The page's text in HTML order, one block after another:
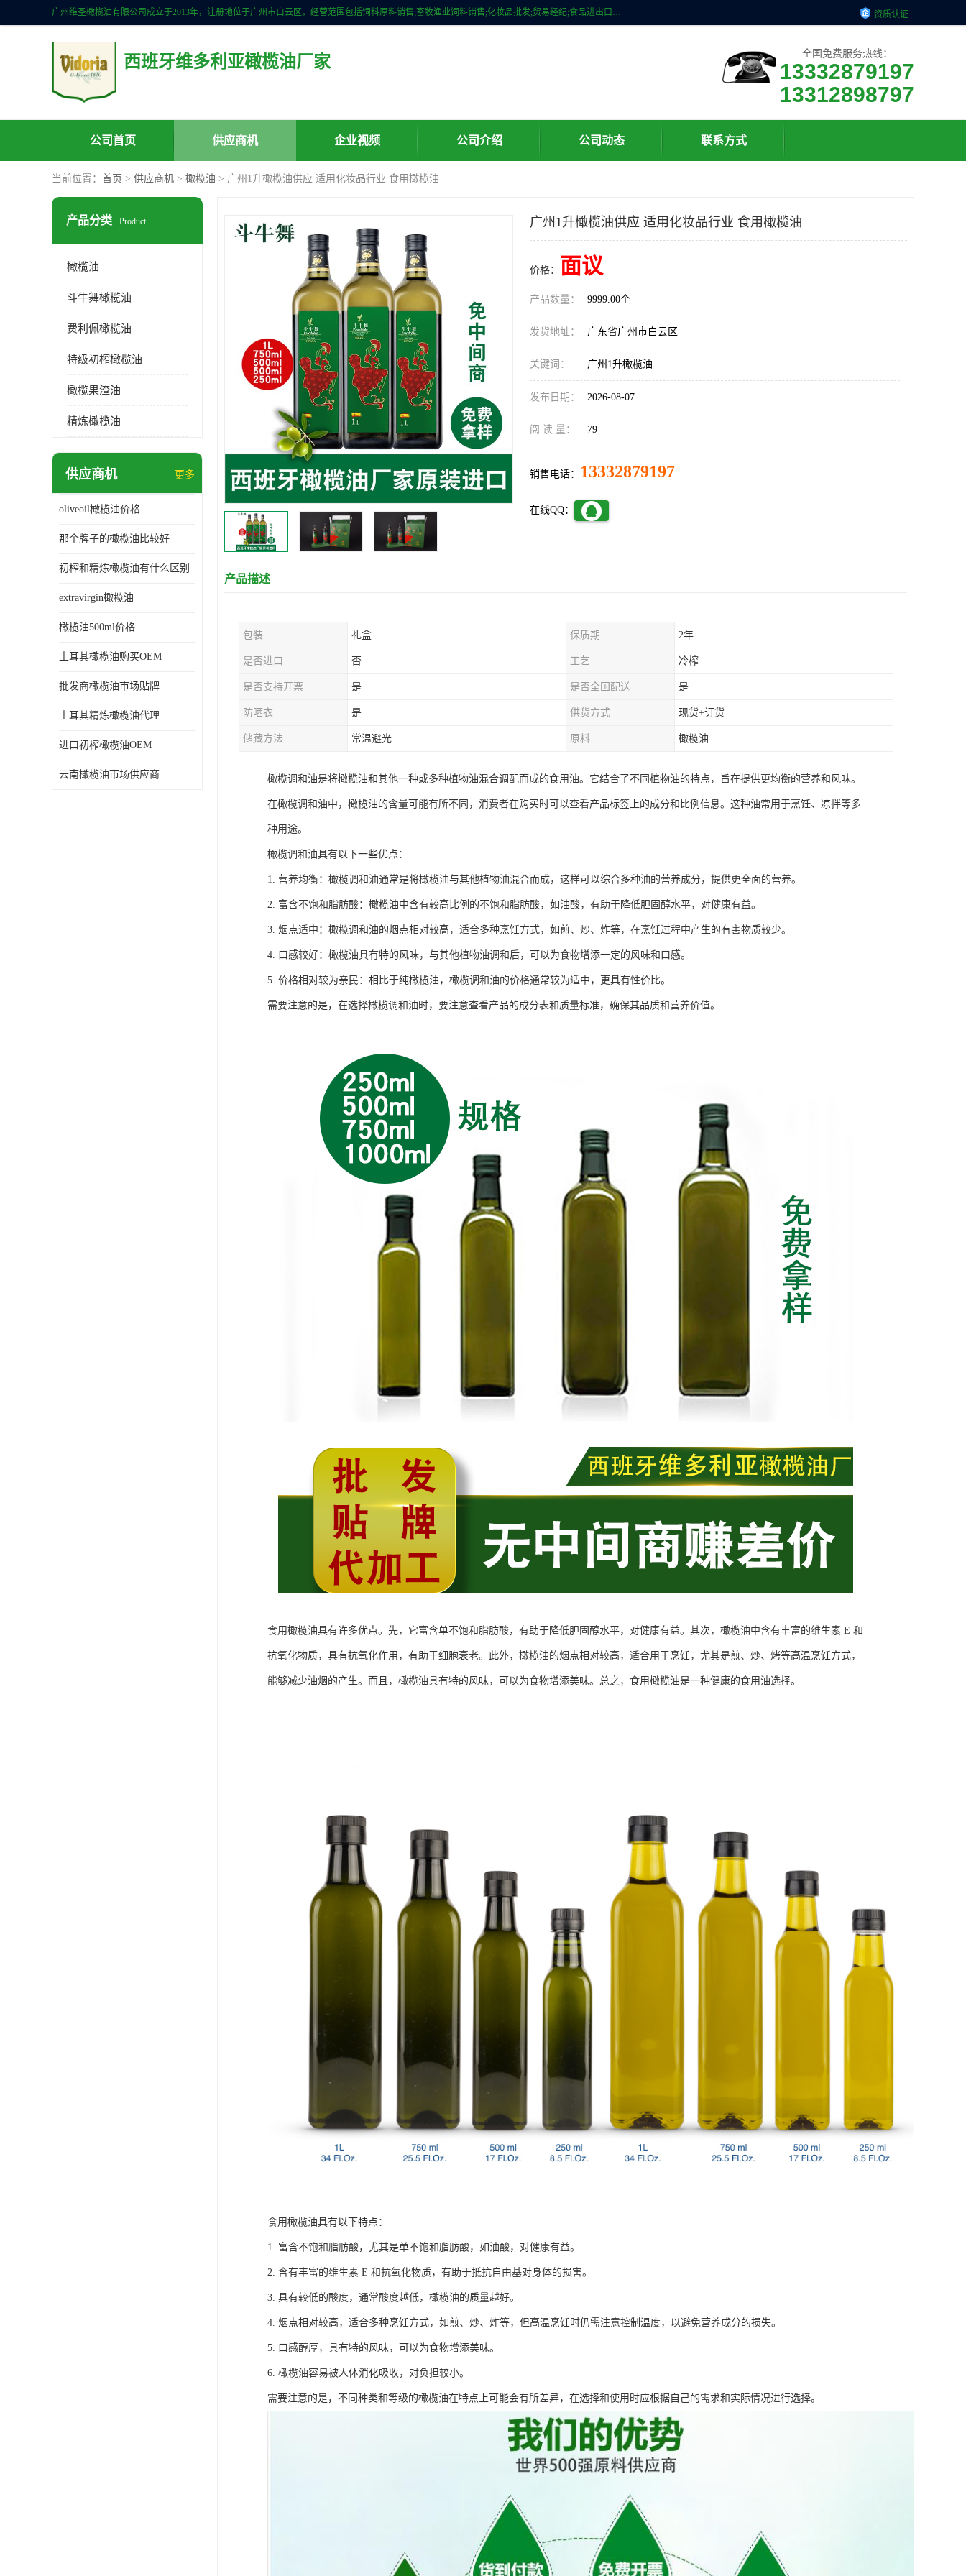
广州维圣橄榄油有限公司成立于2013年，注册地位于广州市白云区。经营范围包括饲料原料销售;畜牧渔业饲料销售;化妆品批发;贸易经纪;食品进出口等，主要产品有：橄榄果渣油，橄榄油，纯橄榄油等。 资质认证
西班牙维多利亚橄榄油厂家 全国免费服务热线：
13332879197
13312898797
公司首页 供应商机 企业视频 公司介绍 公司动态 联系方式
当前位置： 首页 > 供应商机 > 橄榄油 > 广州1升橄榄油供应 适用化妆品行业 食用橄榄油
产品分类 Product
橄榄油
斗牛舞橄榄油
费利佩橄榄油
特级初榨橄榄油
橄榄果渣油
精炼橄榄油
供应商机 更多
oliveoil橄榄油价格
那个牌子的橄榄油比较好
初榨和精炼橄榄油有什么区别
extravirgin橄榄油
橄榄油500ml价格
土耳其橄榄油购买OEM
批发商橄榄油市场贴牌
土耳其精炼橄榄油代理
进口初榨橄榄油OEM
云南橄榄油市场供应商
广州1升橄榄油供应 适用化妆品行业 食用橄榄油
价格： 面议
产品数量： 9999.00个
发货地址： 广东省广州市白云区
关键词： 广州1升橄榄油
发布日期： 2026-08-07
阅 读 量： 79
销售电话： 13332879197
在线QQ：
产品描述
包装 礼盒 保质期 2年
是否进口 否 工艺 冷榨
是否支持开票 是 是否全国配送 是
防晒衣 是 供货方式 现货+订货
储藏方法 常温避光 原料 橄榄油
橄榄调和油是将橄榄油和其他一种或多种植物油混合调配而成的食用油。它结合了不同植物油的特点，旨在提供更均衡的营养和风味。
在橄榄调和油中，橄榄油的含量可能有所不同，消费者在购买时可以查看产品标签上的成分和比例信息。这种油常用于烹饪、凉拌等多
种用途。
橄榄调和油具有以下一些优点：
1. 营养均衡：橄榄调和油通常是将橄榄油与其他植物油混合而成，这样可以综合多种油的营养成分，提供更全面的营养。
2. 富含不饱和脂肪酸：橄榄油中含有较高比例的不饱和脂肪酸，如油酸，有助于降低胆固醇水平，对健康有益。
3. 烟点适中：橄榄调和油的烟点相对较高，适合多种烹饪方式，如煎、炒、炸等，在烹饪过程中产生的有害物质较少。
4. 口感较好：橄榄油具有特的风味，与其他植物油调和后，可以为食物增添一定的风味和口感。
5. 价格相对较为亲民：相比于纯橄榄油，橄榄调和油的价格通常较为适中，更具有性价比。
需要注意的是，在选择橄榄调和油时，要注意查看产品的成分表和质量标准，确保其品质和营养价值。
食用橄榄油具有许多优点。先，它富含单不饱和脂肪酸，有助于降低胆固醇水平，对健康有益。其次，橄榄油中含有丰富的维生素 E 和
抗氧化物质，具有抗氧化作用，有助于细胞衰老。此外，橄榄油的烟点相对较高，适合用于烹饪，尤其是煎、炒、烤等高温烹饪方式，
能够减少油烟的产生。而且，橄榄油具有特的风味，可以为食物增添美味。总之，食用橄榄油是一种健康的食用油选择。
食用橄榄油具有以下特点：
1. 富含不饱和脂肪酸，尤其是单不饱和脂肪酸，如油酸，对健康有益。
2. 含有丰富的维生素 E 和抗氧化物质，有助于抵抗自由基对身体的损害。
3. 具有较低的酸度，通常酸度越低，橄榄油的质量越好。
4. 烟点相对较高，适合多种烹饪方式，如煎、炒、炸等，但高温烹饪时仍需注意控制温度，以避免营养成分的损失。
5. 口感醇厚，具有特的风味，可以为食物增添美味。
6. 橄榄油容易被人体消化吸收，对负担较小。
需要注意的是，不同种类和等级的橄榄油在特点上可能会有所差异，在选择和使用时应根据自己的需求和实际情况进行选择。